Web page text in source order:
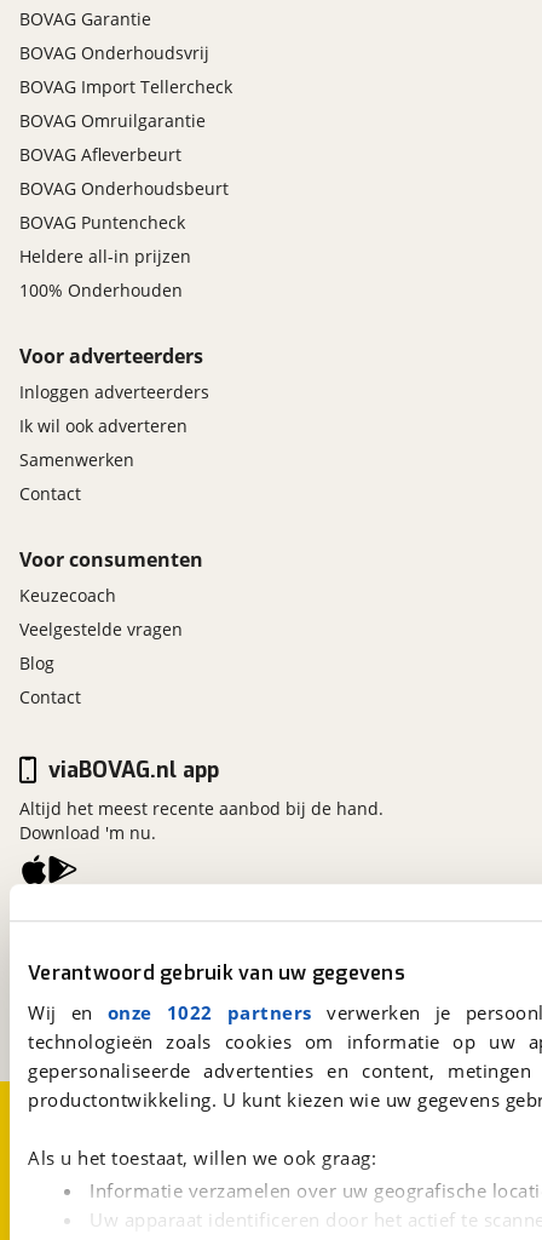
Verantwoord gebruik van uw gegevens
Wij en onze 1022 partners verwerken je
technologieën zoals cookies om informatie op
gepersonaliseerde advertenties en content,
productontwikkeling. U kunt kiezen wie uw gegevens
Als u het toestaat, willen we ook graag:
Informatie verzamelen over uw geografische
Uw apparaat identificeren door het actief te
BOVAG Garantie
BOVAG Onderhoudsvrij
BOVAG Import Tellercheck
BOVAG Omruilgarantie
BOVAG Afleverbeurt
BOVAG Onderhoudsbeurt
BOVAG Puntencheck
Heldere all-in prijzen
100% Onderhouden
Voor adverteerders
Inloggen adverteerders
Ik wil ook adverteren
Samenwerken
Contact
Voor consumenten
Keuzecoach
Veelgestelde vragen
Blog
Contact
viaBOVAG.nl
Kosterijland
3981 AJ Bunnik
Een initiatief van
viaBOVAG.nl app
Altijd het meest recente aanbod bij de hand.
Download 'm nu.
Over viaBOVAG.nlDisclaimer- en Privacyverklaring